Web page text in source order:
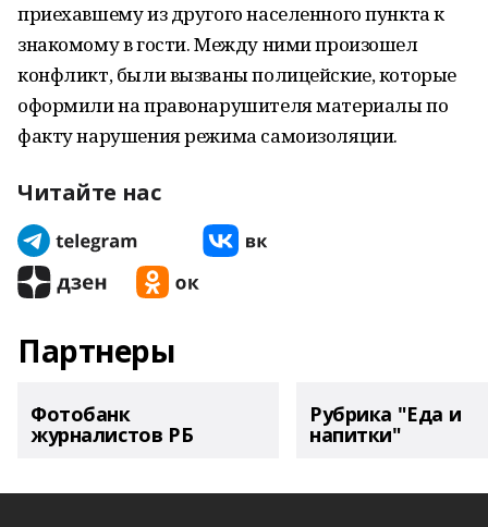
приехавшему из другого населенного пункта к
знакомому в гости. Между ними произошел
конфликт, были вызваны полицейские, которые
оформили на правонарушителя материалы по
факту нарушения режима самоизоляции.
Читайте нас
Партнеры
Фотобанк
журналистов РБ
Рубрика "Еда и
напитки"